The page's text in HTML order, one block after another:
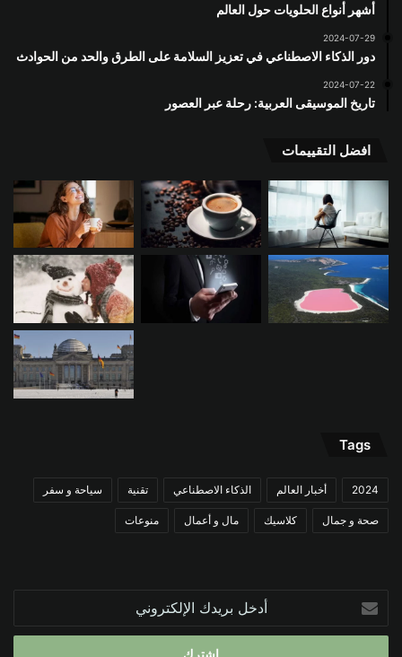
أشهر أنواع الحلويات حول العالم
2024-07-29
دور الذكاء الاصطناعي في تعزيز السلامة على الطرق والحد من الحوادث
2024-07-22
تاريخ الموسيقى العربية: رحلة عبر العصور
افضل التقييمات
Tags
2024 أخبار العالم الذكاء الاصطناعي تقنية سياحة و سفر
صحة و جمال كلاسيك مال و أعمال منوعات
بريدك
الإلكتروني